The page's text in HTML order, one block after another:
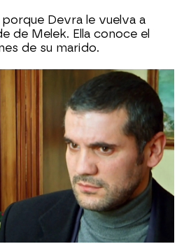
Devra le vuelva a
de Melek. Ella conoce el
de su marido.
2024, 16:34